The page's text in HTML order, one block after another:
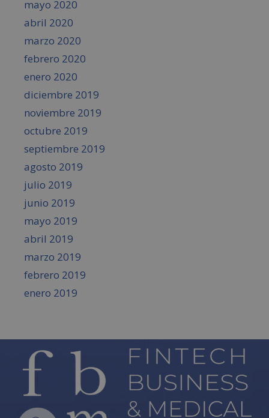
mayo 2020
abril 2020
marzo 2020
febrero 2020
enero 2020
diciembre 2019
noviembre 2019
octubre 2019
septiembre 2019
agosto 2019
julio 2019
junio 2019
mayo 2019
abril 2019
marzo 2019
febrero 2019
enero 2019